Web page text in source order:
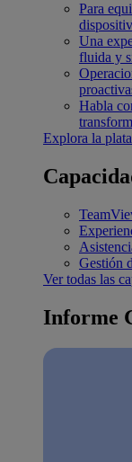
Para
Una
fluida y
Habla
Explora la
Gestión
Ver todas las
Informe